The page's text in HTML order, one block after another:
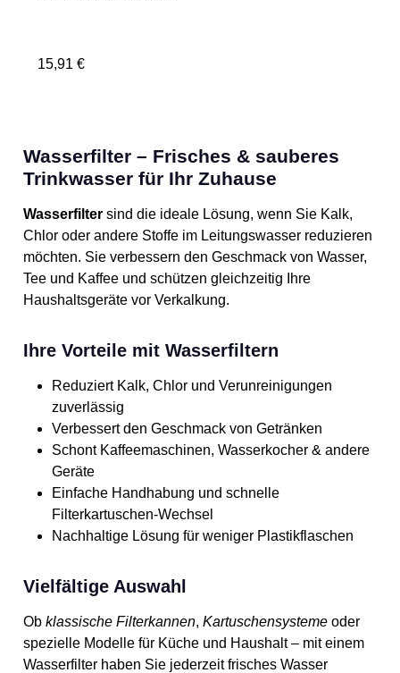
Regulärer Preis:
15,91 €
Wasserfilter – Frisches & sauberes
Trinkwasser für Ihr Zuhause
Wasserfilter sind die ideale Lösung, wenn Sie Kalk,
Chlor oder andere Stoffe im Leitungswasser reduzieren
möchten. Sie verbessern den Geschmack von Wasser,
Tee und Kaffee und schützen gleichzeitig Ihre
Haushaltsgeräte vor Verkalkung.
Ihre Vorteile mit Wasserfiltern
Reduziert Kalk, Chlor und Verunreinigungen
zuverlässig
Verbessert den Geschmack von Getränken
Schont Kaffeemaschinen, Wasserkocher & andere
Geräte
Einfache Handhabung und schnelle
Filterkartuschen-Wechsel
Nachhaltige Lösung für weniger Plastikflaschen
Vielfältige Auswahl
Ob klassische Filterkannen, Kartuschensysteme oder
spezielle Modelle für Küche und Haushalt – mit einem
Wasserfilter haben Sie jederzeit frisches Wasser